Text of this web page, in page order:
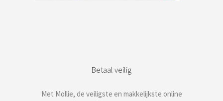
Betaal veilig
Met Mollie, de veiligste en makkelijkste online